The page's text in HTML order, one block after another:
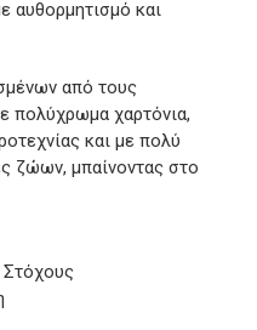
αυθορμητισμό και
από τους
πολύχρωμα χαρτόνια,
και με πολύ
ζώων, μπαίνοντας στο
Στόχους